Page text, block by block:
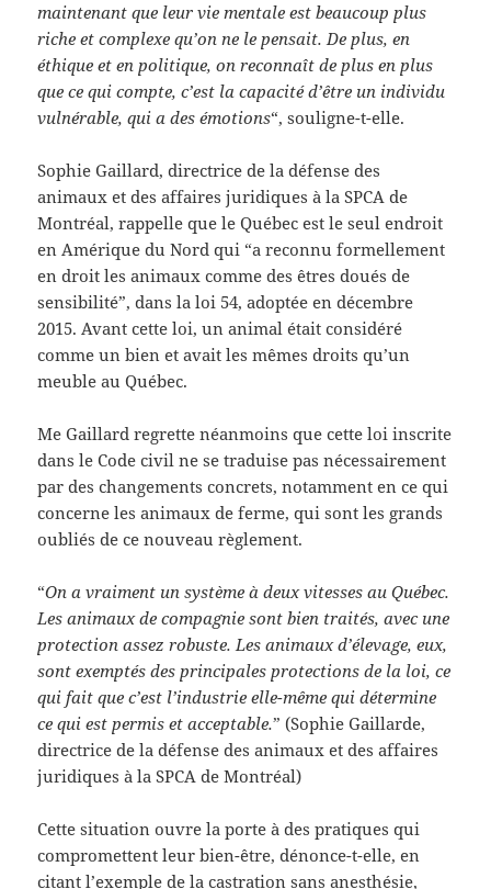
maintenant que leur vie mentale est beaucoup plus
riche et complexe qu’on ne le pensait. De plus, en
éthique et en politique, on reconnaît de plus en plus
que ce qui compte, c’est la capacité d’être un individu
vulnérable, qui a des émotions“, souligne-t-elle.
Sophie Gaillard, directrice de la défense des
animaux et des affaires juridiques à la SPCA de
Montréal, rappelle que le Québec est le seul endroit
en Amérique du Nord qui “a reconnu formellement
en droit les animaux comme des êtres doués de
sensibilité”, dans la loi 54, adoptée en décembre
2015. Avant cette loi, un animal était considéré
comme un bien et avait les mêmes droits qu’un
meuble au Québec.
Me Gaillard regrette néanmoins que cette loi inscrite
dans le Code civil ne se traduise pas nécessairement
par des changements concrets, notamment en ce qui
concerne les animaux de ferme, qui sont les grands
oubliés de ce nouveau règlement.
“On a vraiment un système à deux vitesses au Québec.
Les animaux de compagnie sont bien traités, avec une
protection assez robuste. Les animaux d’élevage, eux,
sont exemptés des principales protections de la loi, ce
qui fait que c’est l’industrie elle-même qui détermine
ce qui est permis et acceptable.” (Sophie Gaillarde,
directrice de la défense des animaux et des affaires
juridiques à la SPCA de Montréal)
Cette situation ouvre la porte à des pratiques qui
compromettent leur bien-être, dénonce-t-elle, en
citant l’exemple de la castration sans anesthésie,